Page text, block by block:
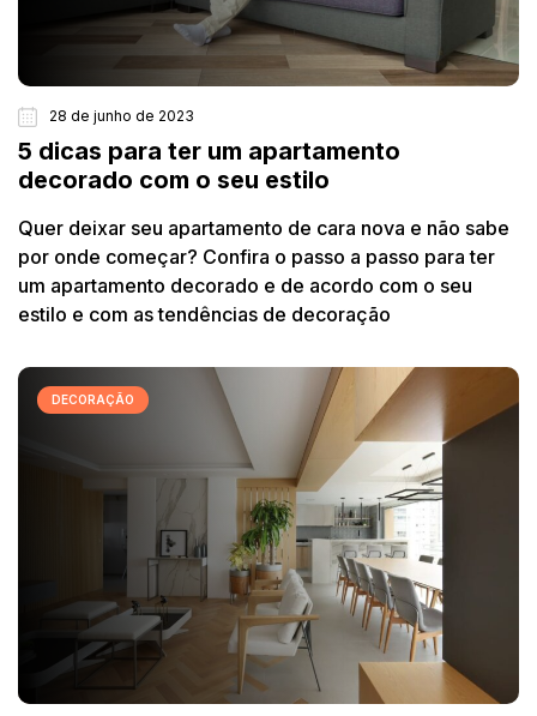
28 de junho de 2023
5 dicas para ter um apartamento
decorado com o seu estilo
Quer deixar seu apartamento de cara nova e não sabe
por onde começar? Confira o passo a passo para ter
um apartamento decorado e de acordo com o seu
estilo e com as tendências de decoração
DECORAÇÃO